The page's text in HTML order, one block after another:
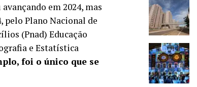
em 2024, mas
pelo Plano Nacional de
(Pnad) Educação
e Estatística
foi o único que se